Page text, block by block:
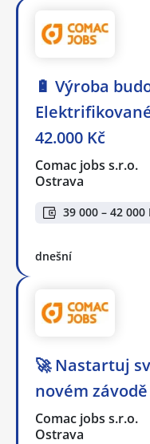
🔋 Výroba
42.000 Kč
Comac jobs s.r.o.
Ostrava
39 000 – 42 000
dnešní
🚀 Nastartuj
novém
Comac jobs s.r.o.
Ostrava